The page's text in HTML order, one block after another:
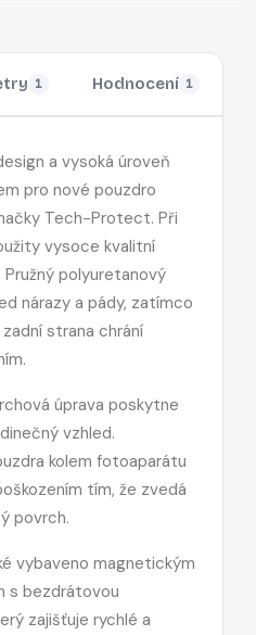
1 Hodnocení 1
a vysoká úroveň
pro nové pouzdro
Tech-Protect. Při
vysoce kvalitní
Pružný polyuretanový
nárazy a pády, zatímco
strana chrání
úprava poskytne
vzhled.
kolem fotoaparátu
tím, že zvedá
povrch.
vybaveno magnetickým
s bezdrátovou
zajišťuje rychlé a